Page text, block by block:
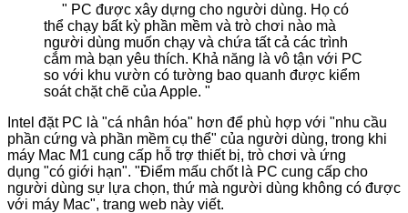
" PC được xây dựng cho người dùng. Họ có
thể chạy bất kỳ phần mềm và trò chơi nào mà
người dùng muốn chạy và chứa tất cả các trình
cắm mà bạn yêu thích. Khả năng là vô tận với PC
so với khu vườn có tường bao quanh được kiểm
soát chặt chẽ của Apple. "
Intel đặt PC là "cá nhân hóa" hơn để phù hợp với "nhu cầu
phần cứng và phần mềm cụ thể" của người dùng, trong khi
máy Mac ‌M1‌ cung cấp hỗ trợ thiết bị, trò chơi và ứng
dụng "có giới hạn". "Điểm mấu chốt là PC cung cấp cho
người dùng sự lựa chọn, thứ mà người dùng không có được
với máy Mac", trang web này viết.